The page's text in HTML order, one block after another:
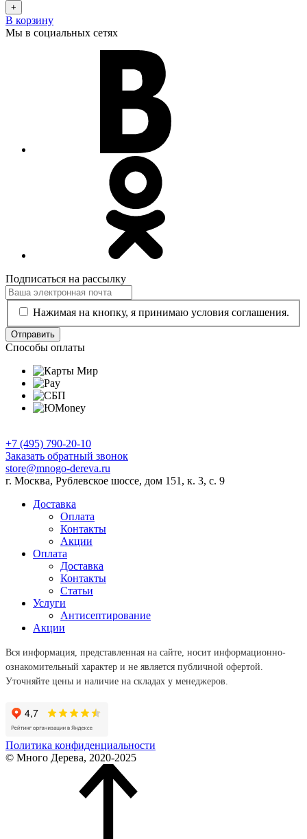
+
В корзину
Мы в социальных сетях
Подписаться на рассылку
Нажимая на кнопку, я принимаю условия соглашения.
Отправить
Способы оплаты
+7 (495) 790-20-10
Заказать обратный звонок
store@mnogo-dereva.ru
г. Москва, Рублевское шоссе, дом 151, к. 3, с. 9
Доставка
Оплата
Контакты
Акции
Оплата
Доставка
Контакты
Статьи
Услуги
Антисептирование
Акции
Вся информация, представленная на сайте, носит информационно-
ознакомительный характер и не является публичной офертой.
Уточняйте цены и наличие на складах у менеджеров.
Политика конфиденциальности
© Много Дерева, 2020-2025